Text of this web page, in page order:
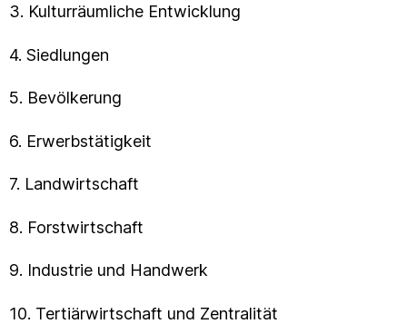
3. Kulturräumliche Entwicklung
4. Siedlungen
5. Bevölkerung
6. Erwerbstätigkeit
7. Landwirtschaft
8. Forstwirtschaft
9. Industrie und Handwerk
10. Tertiärwirtschaft und Zentralität